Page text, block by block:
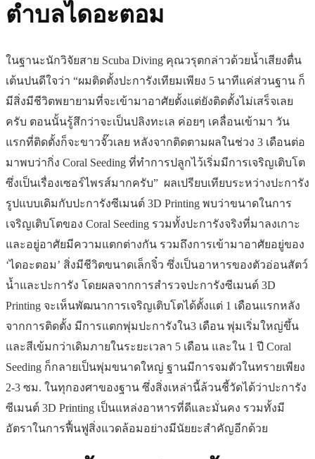
ตำบลไดอะตอม
ในฐานะนักวิจัยสาย Scuba Diving คุณวรุตกล่าวด้วยน้ำเสียงตื่น
เต้นปนดีใจว่า “ผมติดตั้งปะการังเทียมเพียง 5 นาทีแค่ส่วนฐาน ก็
มีสิ่งมีชีวิตพยายามที่จะเข้ามาอาศัยตั้งแต่ยังติดตั้งไม่เสร็จเลย
ครับ ตอนนั้นรู้สึกว่าจะเป็นปลิงทะเล ค่อยๆ เคลื่อนเข้ามา วัน
แรกที่ติดตั้งก็จะขาวจั๊วเลย หลังจากติดตามผลในช่วง 3 เดือนต่อ
มาพบว่ากิ่ง Coral Seeding ที่ทำการปลูกไว้เริ่มมีการเจริญเติบโต
ซึ่งเป็นเรื่องเซอร์ไพรส์มากครับ” ผลเปรียบเทียบระหว่างปะการัง
รูปแบบเดิมกับปะการังซีเมนต์ 3D Printing พบว่าขนาดในการ
เจริญเติบโตของ Coral Seeding รวมทั้งปะการังจริงที่มาลงเกาะ
และอยู่อาศัยมีความแตกต่างกัน รวมถึงการเข้ามาอาศัยอยู่ของ
‘ไดอะตอม’ สิ่งมีชีวิตขนาดเล็กจิ๋ว ซึ่งเป็นอาหารของตัวอ่อนสัตว์
น้ำและปะการัง โดยผลจากการสำรวจปะการังซีเมนต์ 3D
Printing จะเห็นพัฒนาการเจริญเติบโตได้ตั้งแต่ 1 เดือนแรกหลัง
จากการติดตั้ง มีการแตกพุ่มปะการังใน3 เดือน พุ่มเริ่มใหญ่ขึ้น
และสีเข้มกว่าเดิมภายในระยะเวลา 5 เดือน และใน 1 ปี Coral
Seeding ก็กลายเป็นพุ่มขนาดใหญ่ ฐานมีการจมตัวในทรายเพียง
2-3 ซม. ในทุกองศาของฐาน ซึ่งสิ่งเหล่านี้ล้วนชี้วัดได้ว่าปะการัง
ซีเมนต์ 3D Printing เป็นแหล่งอาหารที่ดีและมั่นคง รวมทั้งมี
อัตราในการฟื้นฟูสิ่งแวดล้อมอย่างมีนัยยะสำคัญอีกด้วย